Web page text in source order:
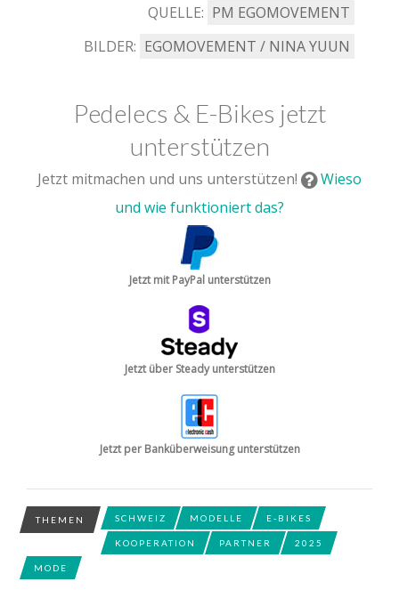
QUELLE: PM EGOMOVEMENT
BILDER: EGOMOVEMENT / NINA YUUN
Pedelecs & E-Bikes jetzt
unterstützen
Jetzt mitmachen und uns unterstützen!
Wieso
und wie funktioniert das?
Jetzt mit PayPal unterstützen
Jetzt über Steady unterstützen
Jetzt per Banküberweisung unterstützen
THEMEN SCHWEIZ MODELLE E-BIKES
KOOPERATION PARTNER 2025
MODE